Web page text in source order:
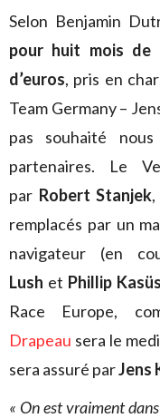
Selon Benjamin
pour huit mois de
d’euros, pris en
Team Germany –
pas souhaité
partenaires. Le
par Robert Stanjek
remplacés par un
navigateur (en
Lush et Phillip
Race Europe,
Drapeau sera le
sera assuré parJens
« On est vraiment